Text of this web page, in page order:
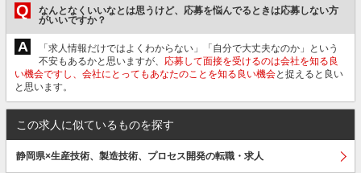
Q
なんとなくいいなとは思うけど、応募を悩んでるときは応募しない方
がいいですか？
A
「求人情報だけではよくわからない」「自分で大丈夫なのか」という
不安もあるかと思いますが、 応募して面接を受けるのは会社を知る良
い機会ですし、会社にとってもあなたのことを知る良い機会と捉えると良い
と思います。
この求人に似ているものを探す
静岡県×生産技術、製造技術、プロセス開発の転職・求人